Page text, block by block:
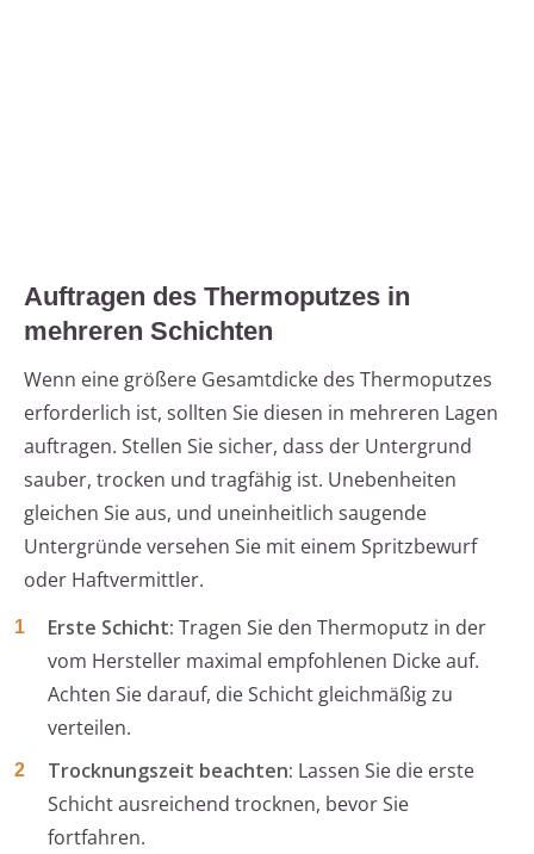
Auftragen des Thermoputzes in
mehreren Schichten
Wenn eine größere Gesamtdicke des Thermoputzes
erforderlich ist, sollten Sie diesen in mehreren Lagen
auftragen. Stellen Sie sicher, dass der Untergrund
sauber, trocken und tragfähig ist. Unebenheiten
gleichen Sie aus, und uneinheitlich saugende
Untergründe versehen Sie mit einem Spritzbewurf
oder Haftvermittler.
Erste Schicht: Tragen Sie den Thermoputz in der
vom Hersteller maximal empfohlenen Dicke auf.
Achten Sie darauf, die Schicht gleichmäßig zu
verteilen.
Trocknungszeit beachten: Lassen Sie die erste
Schicht ausreichend trocknen, bevor Sie
fortfahren.